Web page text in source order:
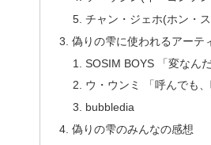
チャン・ジェホ(ホン・
偽りの雫に使われるアーテ
SOSIM BOYS 「変なんだ
ウ・ウンミ 「呼んでも、
bubbledia
偽りの雫のみんなの感想